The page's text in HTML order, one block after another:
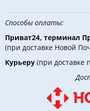
Способы оплаты:
Приват24, терминал
(при доставке Новой
Курьеру (при доставке